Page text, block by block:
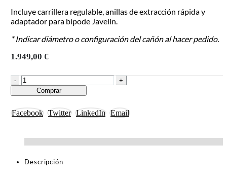
Incluye carrillera regulable, anillas de extracción rápida y
adaptador para bípode Javelin.
*Indicar diámetro o configuración del cañón al hacer pedido.
1.949,00 €
-
+
Comprar
Facebook Twitter LinkedIn Email
Descripción